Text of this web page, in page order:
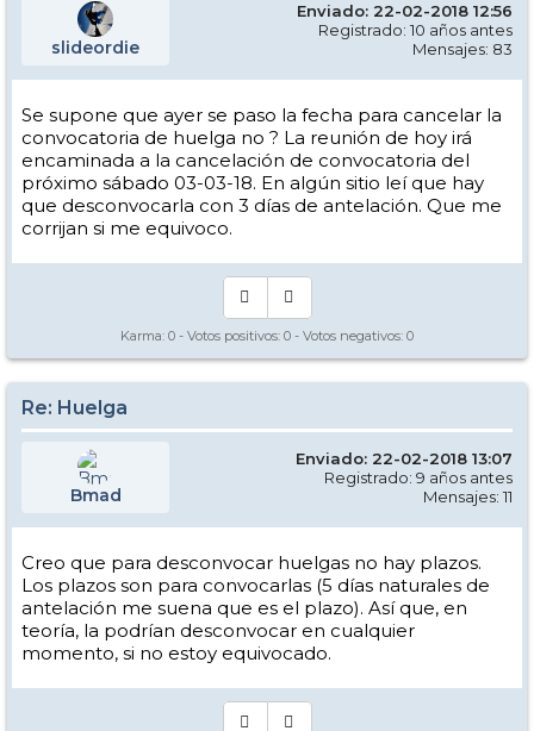
slideordie
Enviado: 22-02-2018 12:56
Registrado: 10 años antes
Mensajes: 83
Se supone que ayer se paso la fecha para cancelar la
convocatoria de huelga no ? La reunión de hoy irá
encaminada a la cancelación de convocatoria del
próximo sábado 03-03-18. En algún sitio leí que hay
que desconvocarla con 3 días de antelación. Que me
corrijan si me equivoco.
Karma: 0 - Votos positivos: 0 - Votos negativos: 0
Re: Huelga
Bmad
Enviado: 22-02-2018 13:07
Registrado: 9 años antes
Mensajes: 11
Creo que para desconvocar huelgas no hay plazos.
Los plazos son para convocarlas (5 días naturales de
antelación me suena que es el plazo). Así que, en
teoría, la podrían desconvocar en cualquier
momento, si no estoy equivocado.